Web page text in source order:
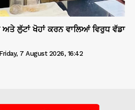
ਲੁੱਟਾਂ ਖੋਹਾਂ ਕਰਨ ਵਾਲਿਆਂ ਵਿਰੁਧ ਵੱਡਾ
Friday, 7 August 2026, 16:42